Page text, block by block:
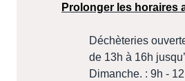
Prolonger les horaires
Déchèteries
de 13h à 16h
Dimanche. : 9h -